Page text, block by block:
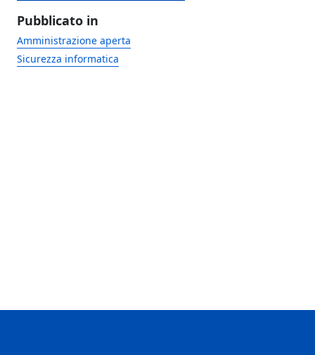
Pubblicato in
Amministrazione aperta
Sicurezza informatica